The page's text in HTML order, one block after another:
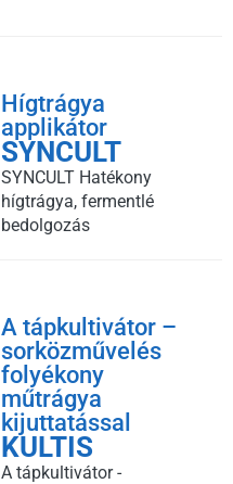
Hígtrágya
applikátor
SYNCULT
SYNCULT Hatékony
hígtrágya, fermentlé
bedolgozás
A tápkultivátor –
sorközművelés
folyékony
műtrágya
kijuttatással
KULTIS
A tápkultivátor -